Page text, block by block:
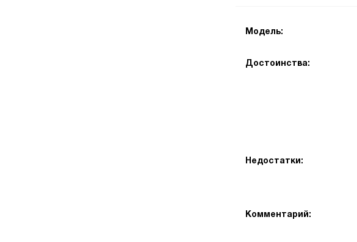
Модель:
Достоинства:
Недостатки:
Комментарий: